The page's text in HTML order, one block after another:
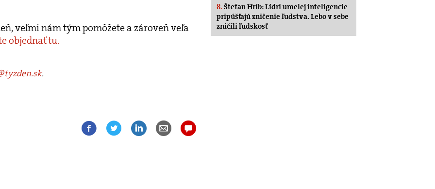
veľmi nám tým pomôžete a zároveň veľa
objednať tu.
.
8. Štefan Hríb: Lídri umelej inteligencie
pripúšťajú zničenie ľudstva. Lebo v sebe
zničili ľudskosť